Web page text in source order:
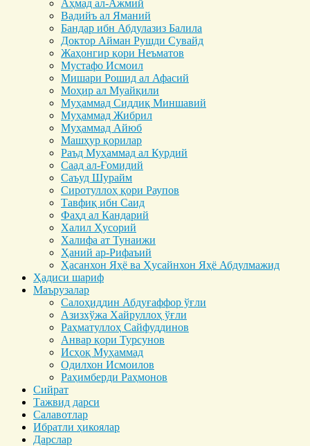
Аҳмад ал-Ажмий
Вадийъ ал Яманий
Бандар ибн Абдулазиз Балила
Доктор Айман Рушди Сувайд
Жаҳонгир қори Неъматов
Мустафо Исмоил
Мишари Рошид ал Афасий
Моҳир ал Муайқили
Муҳаммад Cиддиқ Миншавий
Муҳаммад Жибрил
Муҳаммад Айюб
Машҳур қорилар
Раъд Муҳаммад ал Курдий
Саад ал-Ғомидий
Саъуд Шурайм
Сиротуллоҳ қори Раупов
Тавфиқ ибн Саид
Фаҳд ал Кандарий
Халил Ҳусорий
Халифа ат Тунаижи
Ҳаний ар-Рифаъий
Ҳасанхон Яҳё ва Ҳусайнхон Яҳё Абдулмажид
Ҳадиси шариф
Маърузалар
Салоҳиддин Абдуғаффор ўғли
Азизхўжа Хайруллоҳ ўғли
Раҳматуллоҳ Сайфуддинов
Анвар қори Турсунов
Исҳоқ Муҳаммад
Одилхон Исмоилов
Раҳимберди Раҳмонов
Сийрат
Тажвид дарси
Салавотлар
Ибратли ҳикоялар
Дарслар